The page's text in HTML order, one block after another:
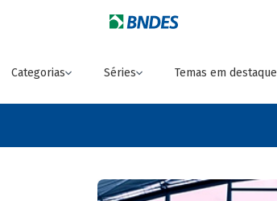
Categorias Séries Temas em destaque